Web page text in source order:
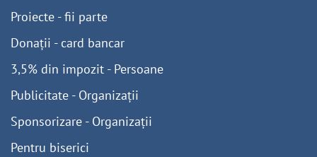
Proiecte - fii parte
Donații - card bancar
3,5% din impozit - Persoane
Publicitate - Organizații
Sponsorizare - Organizații
Pentru biserici